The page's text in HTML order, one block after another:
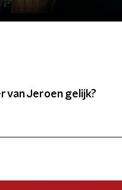
van Jeroen gelijk?